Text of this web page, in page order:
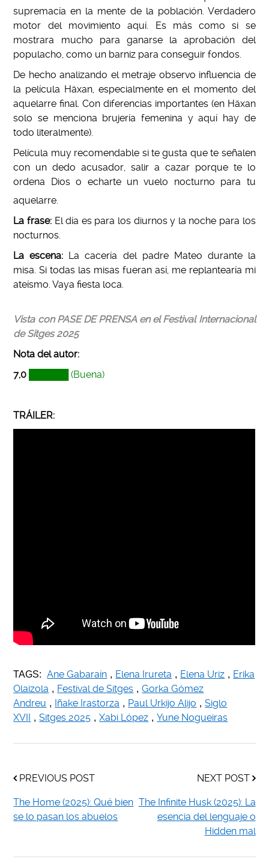
supremacía en la mente de la población. Verdadero
motor del movimiento aquí. Es más como si se
mostrara mucho para ganarse la aprobación del
populacho, como un barniz para conseguir fondos.
De hecho analizando el metraje observo influencia de
la película Häxan, especialmente en el momento del
aquelarre final. Con diferencias importantes (en Häxan
solo se menciona brujería femenina y aquí hay de
todo literalmente).
Película muy recomendable si te gusta que te señalen
con un dedo acusador, salir a cazar porque te lo
ordena Dios o echarte un vuelo nocturno para tu
aquelarre.
La frase: El día es para los diurnos y la noche para los
nocturnos.
La escena: La cacería del padre Mateo durante la
misa. Si todas las misas fueran así, me replantearía mi
ateísmo. Vaya fiesta loca.
Vista con PASE DE PRENSA en el Festival Internacional
de Sitges 2025
Nota del autor:
7,0
██████(Buena)
TRÁILER:
TAGS: Ane Gabaraín , Elena Irureta , Elena Uriz , Erika
Olaizola , Festival de Sitges , Gorka Gómez
Andreu , Iñake Irastorza , Paul Urkijo Alijo , Siglo
XVII , Sitges 2025 , Xabi López , Yune Nogueiras
PREVIOUS POST
The Home (2025): Qué bien
se lo pasan los abuelos
NEXT POST
The Infinite Husk (2025): La
esencia del lenguaje o
Hidden mal